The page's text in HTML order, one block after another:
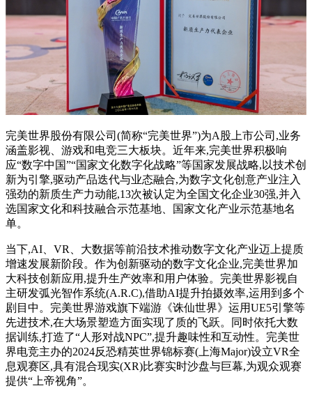
完美世界股份有限公司(简称“完美世界”)为A股上市公司,业务
涵盖影视、游戏和电竞三大板块。近年来,完美世界积极响
应“数字中国”“国家文化数字化战略”等国家发展战略,以技术创
新为引擎,驱动产品迭代与业态融合,为数字文化创意产业注入
强劲的新质生产力动能,13次被认定为全国文化企业30强,并入
选国家文化和科技融合示范基地、国家文化产业示范基地名
单。
当下,AI、VR、大数据等前沿技术推动数字文化产业迈上提质
增速发展新阶段。作为创新驱动的数字文化企业,完美世界加
大科技创新应用,提升生产效率和用户体验。完美世界影视自
主研发弧光智作系统(A.R.C),借助AI提升拍摄效率,运用到多个
剧目中。完美世界游戏旗下端游《诛仙世界》运用UE5引擎等
先进技术,在大场景塑造方面实现了质的飞跃。同时依托大数
据训练,打造了“人形对战NPC”,提升趣味性和互动性。完美世
界电竞主办的2024反恐精英世界锦标赛(上海Major)设立VR全
息观赛区,具有混合现实(XR)比赛实时沙盘与巨幕,为观众观赛
提供“上帝视角”。